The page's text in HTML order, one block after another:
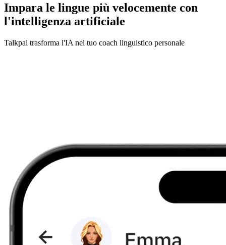
Impara le lingue più velocemente con
l'intelligenza artificiale
Talkpal trasforma l'IA nel tuo coach linguistico personale